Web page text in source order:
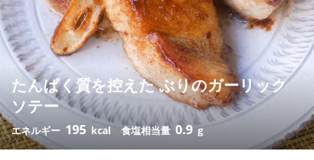
たんぱく質を控えた ぶりのガーリック
ソテー
エネルギー 195 kcal 食塩相当量 0.9 g